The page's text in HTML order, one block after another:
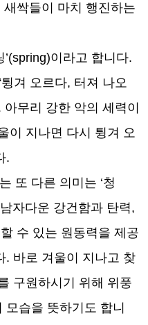
싹들이 마치 행진하는
’(spring)이라고 합니다.
튕겨 오르다, 터져 나오
아무리 강한 악의 세력이
이 지나면 다시 튕겨 오
.
또 다른 의미는 ‘청
자다운 강건함과 탄력,
수 있는 원동력을 제공
. 바로 겨울이 지나고 찾
구원하시기 위해 위풍
습을 뜻하기도 합니